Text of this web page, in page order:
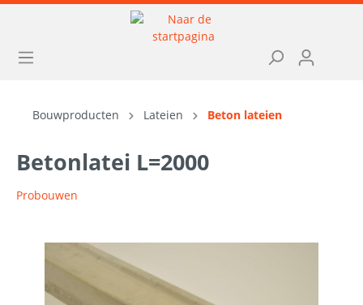
Bouwproducten Lateien Beton lateien
Betonlatei L=2000
Probouwen